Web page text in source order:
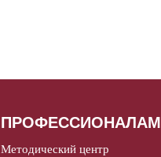
ПРОФЕССИОНАЛАМ
Методический центр